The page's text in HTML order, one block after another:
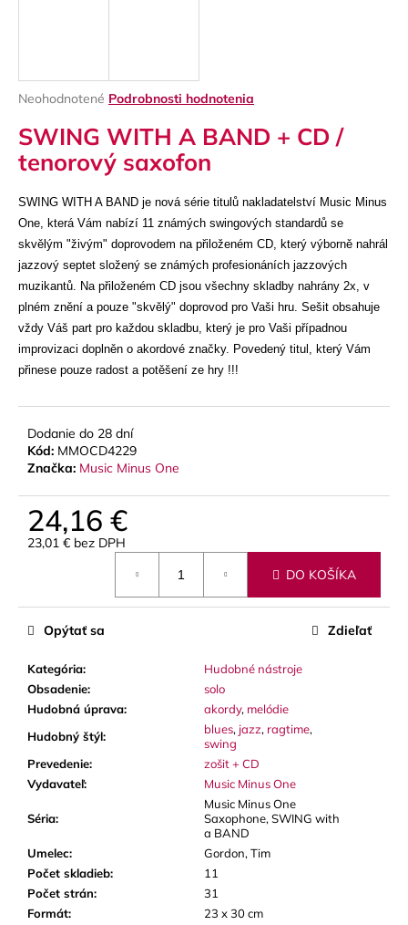
Priemerné
produktu
je
0,0
5
hviezdičiek.
Neohodnotené Podrobnosti hodnotenia
SWING WITH A BAND + CD /
tenorový saxofon
SWING WITH A BAND je nová série titulů nakladatelství Music Minus
One, která Vám nabízí 11 známých swingových standardů se
skvělým "živým" doprovodem na přiloženém CD, který výborně nahrál
jazzový septet složený se známých profesionáních jazzových
muzikantů. Na přiloženém CD jsou všechny skladby nahrány 2x, v
plném znění a pouze "skvělý" doprovod pro Vaši hru. Sešit obsahuje
vždy Váš part pro každou skladbu, který je pro Vaši případnou
improvizaci doplněn o akordové značky. Povedený titul, který Vám
přinese pouze radost a potěšení ze hry !!!
Dodanie do 28 dní
Kód: MMOCD4229
Značka: Music Minus One
24,16 €
23,01 € bez DPH
DO KOŠÍKA
Kategória:
Hudobné nástroje
Obsadenie:
solo
Hudobná úprava: akordy, melódie
Hudobný štýl: blues, jazz, ragtime,
swing
Prevedenie:
zošit + CD
Vydavateľ: Music Minus One
Séria:
Music Minus One
Saxophone, SWING with
a BAND
Umelec:
Gordon, Tim
Počet skladieb:
11
Počet strán:
31
Formát:
23 x 30 cm
Opýtať sa Zdieľať
ť
HĽADAŤ
O
d
p
o
r
č
a
m
e
JM
VALVE
SYNTETICKÝ
NA
A
ROTORY,
MEDIUM